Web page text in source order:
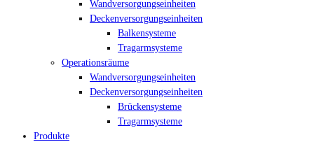
Wandversorgungseinheiten
Deckenversorgungseinheiten
Balkensysteme
Tragarmsysteme
Operationsräume
Wandversorgungseinheiten
Deckenversorgungseinheiten
Brückensysteme
Tragarmsysteme
Produkte